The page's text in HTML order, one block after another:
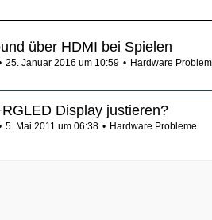
über HDMI bei Spielen
25. Januar 2016 um 10:59 Hardware
Display justieren?
5. Mai 2011 um 06:38 Hardware Probleme